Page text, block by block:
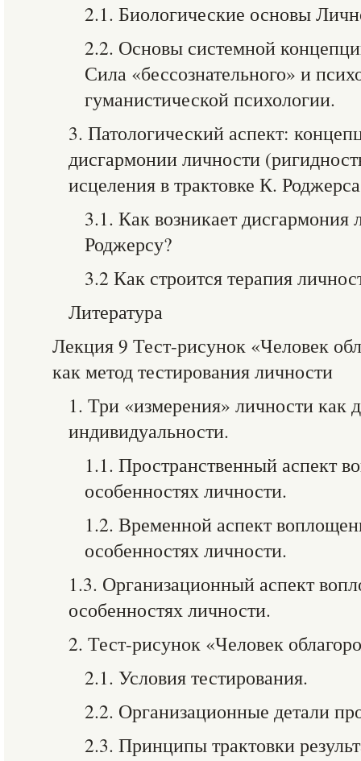
2.1. Биологические основы
2.2. Основы системной
Сила «бессознательного» и
гуманистической психологии.
3. Патологический аспект:
дисгармонии личности
исцеления в трактовке К.
3.1. Как возникает дисгармония
Роджерсу?
3.2 Как строится терапия
Литература
Лекция 9 Тест-рисунок «Человек
как метод тестирования личности
1. Три «измерения» личности как
индивидуальности.
1.1. Пространственный аспект
особенностях личности.
1.2. Временной аспект
особенностях личности.
1.3. Организационный аспект
особенностях личности.
2. Тест-рисунок «Человек
2.1. Условия тестирования.
2.2. Организационные детали
2.3. Принципы трактовки